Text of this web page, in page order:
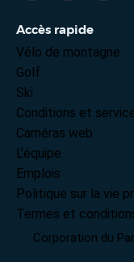
Accès rapide
Vélo de montagne
Golf
Ski
Conditions et
Caméras web
L’équipe
Emplois
Politique sur la vie
Termes et
Corporation du